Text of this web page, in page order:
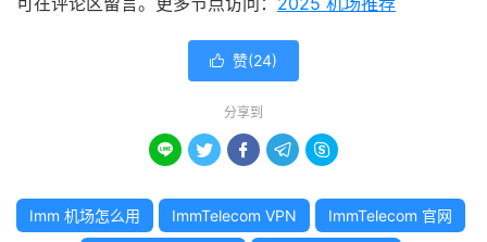
 赞(24)
分享到
    
Imm 机场怎么用 ImmTelecom VPN ImmTelecom 官网